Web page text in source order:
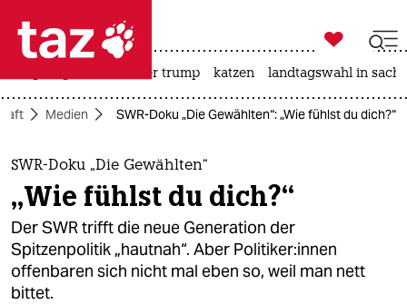
 taz zahl ich
taz zahl ich
themen
politik
öko
gesellschaft

taz zahl ich
usa unter trump katzen landtagswahl in
Medien SWR-Doku „Die Gewählten“: „Wie fühlst du dich?“
SWR-Doku „Die Gewählten“
„Wie fühlst du dich?“
Der SWR trifft die neue Generation der
Spitzenpolitik „hautnah“. Aber Po­li­ti­ke­r:in­nen
offenbaren sich nicht mal eben so, weil man nett
bittet.